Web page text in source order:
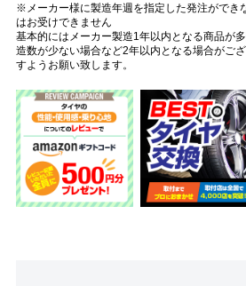
※メーカー様に製造年週を指定した発注ができ
はお受けできません
基本的にはメーカー製造1年以内となる商品が
造数が少ない場合など2年以内となる場合がご
すようお願い致します。